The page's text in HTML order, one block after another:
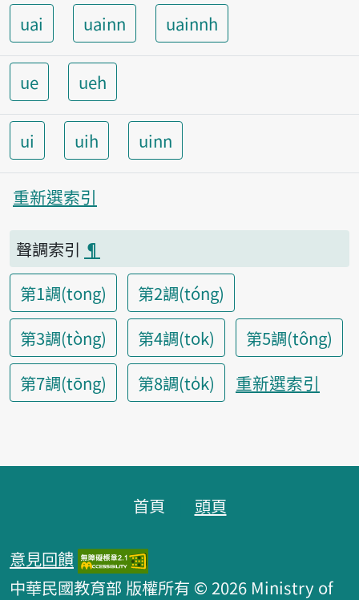
uai uainn uainnh
ue ueh
ui uih uinn
重新選索引
聲調索引 ¶
第1調(tong)
第2調(tóng)
第3調(tòng)
第4調(tok)
第5調(tông)
第7調(tōng)
第8調(to̍k) 重新選索引
首頁 頭頁
意見回饋
中華民國教育部 版權所有 © 2026 Ministry of